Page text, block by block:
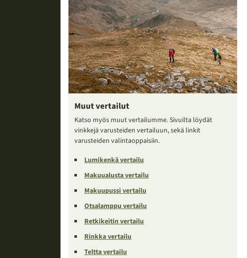
Muut vertailut
Katso myös muut vertailumme. Sivuilta löydät
vinkkejä varusteiden vertailuun, sekä linkit
varusteiden valintaoppaisiin.
Lumikenkä vertailu
Makuualusta vertailu
Makuupussi vertailu
Otsalamppu vertailu
Retkikeitin vertailu
Rinkka vertailu
Teltta vertailu